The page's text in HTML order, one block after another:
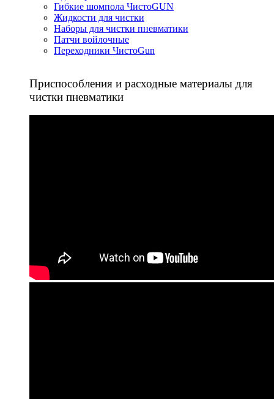
Гибкие шомпола ЧистоGUN
Жидкости для чистки
Наборы для чистки пневматики
Патчи войлочные
Переходники ЧистоGun
Приспособления и расходные материалы для
чистки пневматики